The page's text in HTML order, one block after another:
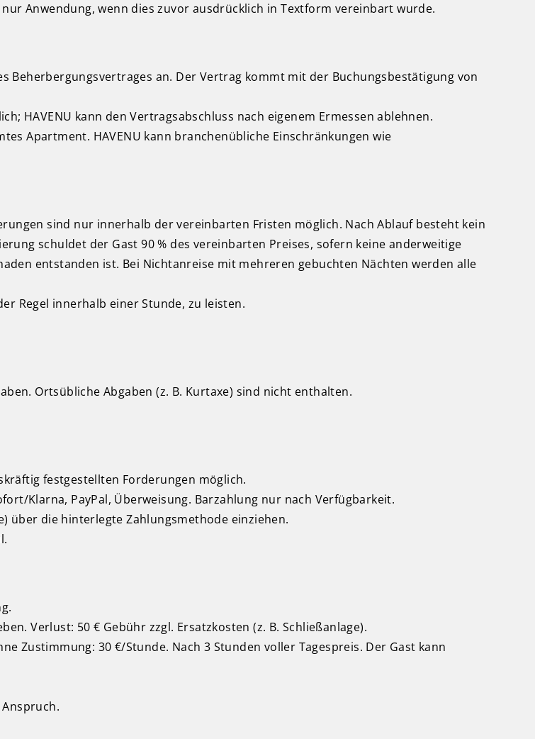
Anwendung, wenn dies zuvor ausdrücklich in Textform vereinbart wurde.
Beherbergungsvertrages an. Der Vertrag kommt mit der Buchungsbestätigung von
HAVENU kann den Vertragsabschluss nach eigenem Ermessen ablehnen.
Apartment. HAVENU kann branchenübliche Einschränkungen wie
sind nur innerhalb der vereinbarten Fristen möglich. Nach Ablauf besteht kein
schuldet der Gast 90 % des vereinbarten Preises, sofern keine anderweitige
entstanden ist. Bei Nichtanreise mit mehreren gebuchten Nächten werden alle
Regel innerhalb einer Stunde, zu leisten.
Ortsübliche Abgaben (z. B. Kurtaxe) sind nicht enthalten.
festgestellten Forderungen möglich.
Klarna, PayPal, Überweisung. Barzahlung nur nach Verfügbarkeit.
über die hinterlegte Zahlungsmethode einziehen.
Verlust: 50 € Gebühr zzgl. Ersatzkosten (z. B. Schließanlage).
Zustimmung: 30 €/Stunde. Nach 3 Stunden voller Tagespreis. Der Gast kann